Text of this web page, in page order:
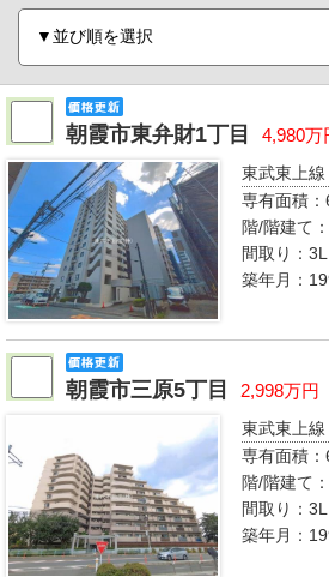
朝霞市東弁財1丁目 4,980万
東武東上
専有面積：
階/階建て：
間取り：
築年月：
朝霞市三原5丁目 2,998万円
東武東上
専有面積：
階/階建て
間取り：
築年月：